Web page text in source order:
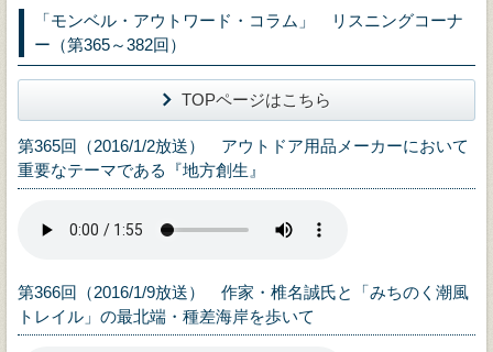
「モンベル・アウトワード・コラム」 リスニングコーナ
ー（第365～382回）
TOPページはこちら
第365回（2016/1/2放送） アウトドア用品メーカーにおいて
重要なテーマである『地方創生』
第366回（2016/1/9放送） 作家・椎名誠氏と「みちのく潮風
トレイル」の最北端・種差海岸を歩いて